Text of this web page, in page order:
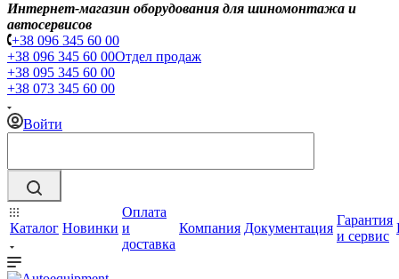
Интернет-магазин оборудования для шиномонтажа и
автосервисов
+38 096 345 60 00
+38 096 345 60 00Отдел продаж
+38 095 345 60 00
+38 073 345 60 00
Войти
Каталог Новинки
Оплата
и
доставка
Компания Документация
Гарантия
и сервис